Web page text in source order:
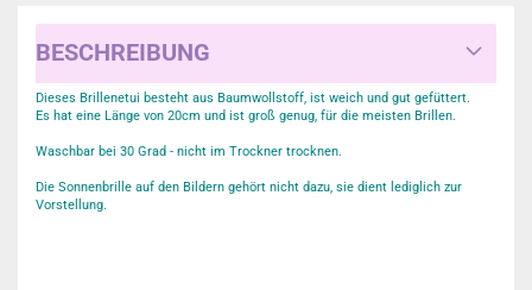
BESCHREIBUNG
Dieses Brillenetui besteht aus Baumwollstoff, ist weich und gut gefüttert.
Es hat eine Länge von 20cm und ist groß genug, für die meisten Brillen.
Waschbar bei 30 Grad - nicht im Trockner trocknen.
Die Sonnenbrille auf den Bildern gehört nicht dazu, sie dient lediglich zur
Vorstellung.